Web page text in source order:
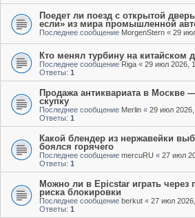
Поедет ли поезд с открытой
если» из мира промышленной
Последнее сообщение MorgenStern « 29
Кто менял турбину на китайском
Последнее сообщение Riga « 29 июл 2026,
Ответы: 1
Продажа антиквариата в
скупку
Последнее сообщение Merlin « 29 июл
Ответы: 1
Какой блендер из нержавейки
боялся горячего
Последнее сообщение mercuRU « 27 июл
Ответы: 1
Можно ли в Epicstar играть через
риска блокировки
Последнее сообщение berkut « 27 июл
Ответы: 1